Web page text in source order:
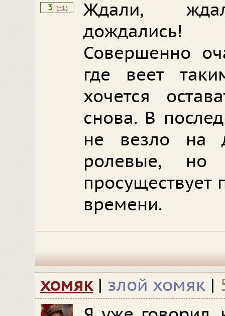
3 (+1)
Ждали,
дождались!
Совершенно
где веет
хочется
снова. В
не везло на
ролевые, но
просуществует
времени.
хомяк | злой хомяк |